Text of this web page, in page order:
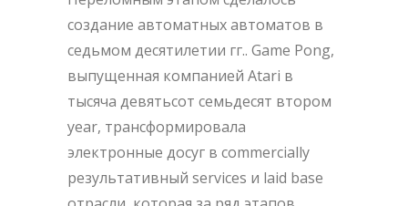
создание автоматных автоматов в
седьмом десятилетии гг.. Game Pong,
выпущенная компанией Atari в
тысяча девятьсот семьдесят втором
year, трансформировала
электронные досуг в commercially
результативный services и laid base